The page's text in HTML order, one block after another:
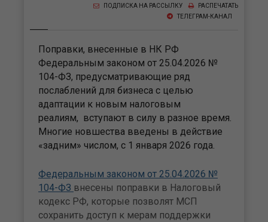
РАСПЕЧАТАТЬ
ПОДПИСКА НА РАССЫЛКУ
ТЕЛЕГРАМ-КАНАЛ
Поправки, внесенные в НК РФ
Федеральным законом от 25.04.2026 №
104-ФЗ, предусматривающие ряд
послаблений для бизнеса с целью
адаптации к новым налоговым
реалиям, вступают в силу в разное время.
Многие новшества введены в действие
«задним» числом, с 1 января 2026 года.
Федеральным законом от 25.04.2026 №
104-ФЗ внесены поправки в Налоговый
кодекс РФ, которые позволят МСП
сохранить доступ к мерам поддержки